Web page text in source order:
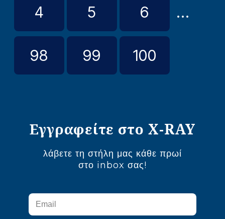
4 5 6 ...
98 99 100
Εγγραφείτε στο X-RAY
λάβετε τη στήλη μας κάθε πρωί
στο inbox σας!